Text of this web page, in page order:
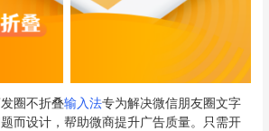
不折叠输入法专为解决微信朋友圈文字
而设计，帮助微商提升广告质量。只需开